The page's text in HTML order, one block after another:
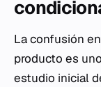
La confusión
producto es
estudio inicial